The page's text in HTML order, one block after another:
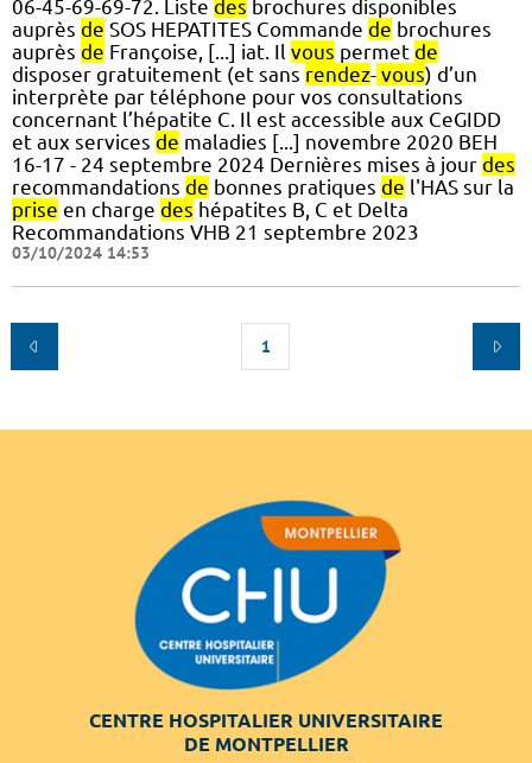
06-45-69-69-72. Liste des brochures disponibles
auprès de SOS HEPATITES Commande de brochures
auprès de Françoise, [...] iat. Il vous permet de
disposer gratuitement (et sans rendez- vous) d’un
interprète par téléphone pour vos consultations
concernant l’hépatite C. Il est accessible aux CeGIDD
et aux services de maladies [...] novembre 2020 BEH
16-17 - 24 septembre 2024 Dernières mises à jour des
recommandations de bonnes pratiques de l'HAS sur la
prise en charge des hépatites B, C et Delta
Recommandations VHB 21 septembre 2023
03/10/2024 14:53
1
CENTRE HOSPITALIER UNIVERSITAIRE
DE MONTPELLIER